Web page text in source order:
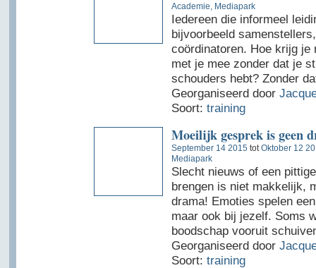
Academie, Mediapark
Iedereen die informeel
bijvoorbeeld
coördinatoren. Hoe krijg je
met je mee zonder dat je
schouders hebt? Zonder
Georganiseerd door
Soort: training
Moeilijk gesprek is geen
September 14 2015 tot Oktober 12
Mediapark
Slecht nieuws of een
brengen is niet makkelijk,
drama! Emoties spelen
maar ook bij jezelf. Soms
boodschap vooruit
Georganiseerd door
Soort: training